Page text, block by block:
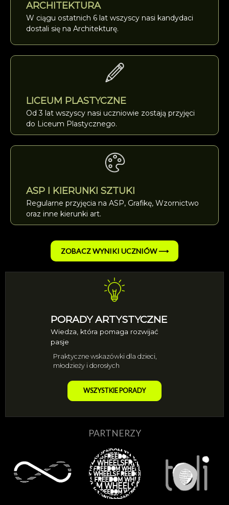
ARCHITEKTURA
W ciągu ostatnich 6 lat wszyscy nasi kandydaci
dostali się na Architekturę.
LICEUM PLASTYCZNE
Od 3 lat wszyscy nasi uczniowie zostają przyjęci
do Liceum Plastycznego.
ASP I KIERUNKI SZTUKI
Regularne przyjęcia na ASP, Grafikę, Wzornictwo
oraz inne kierunki art.
ZOBACZ WYNIKI UCZNIÓW ⟶
PORADY ARTYSTYCZNE
Wiedza, która pomaga rozwijać
pasje
Praktyczne wskazówki dla dzieci,
młodzieży i dorosłych
WSZYSTKIE PORADY
PARTNERZY